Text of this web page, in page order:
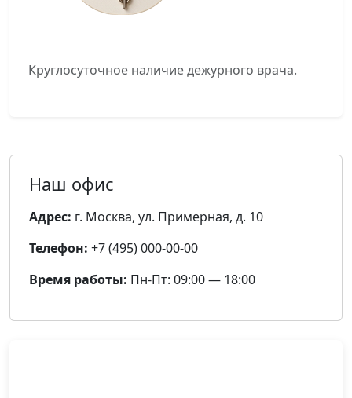
Круглосуточное наличие дежурного врача.
Наш офис
Адрес: г. Москва, ул. Примерная, д. 10
Телефон: +7 (495) 000-00-00
Время работы: Пн-Пт: 09:00 — 18:00